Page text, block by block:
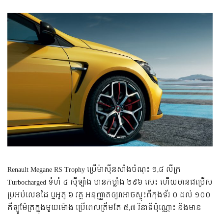
Renault Megane RS Trophy ប្រើ​ម៉ាស៊ីន​សាំង​ចំណុះ ១,៨ លីត្រ
Turbocharged ទំហំ ៤ ស៊ីឡាំង មាន​កម្លាំង​ ២៩៦ សេះ ​ហើយមានជម្រើស​
ប្រអប់លេខ​ដៃ ឬ​អូតូ ៦ វគ្គ អនុញ្ញាត​ឲ្យ​វា​អាចស្ទុះ​ពី​កុងទ័រ ០ ដល់ ១០០
គីឡូម៉ែត្រ​ក្នុង​មួយ​ម៉ោង ប្រើ​ពេល​ត្រឹមតែ ៥,៧ វិនាទី​ប៉ុណ្ណោះ និង​មាន​